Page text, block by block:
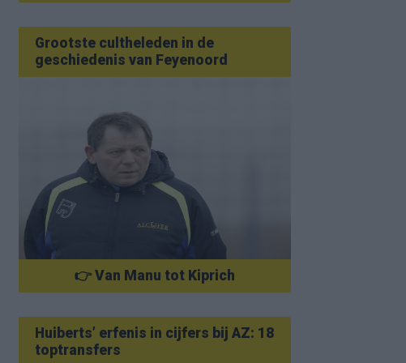
Grootste cultheleden in de
geschiedenis van Feyenoord
👉 Van Manu tot Kiprich
Huiberts’ erfenis in cijfers bij AZ: 18
toptransfers